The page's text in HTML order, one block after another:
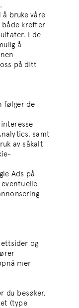
bruke våre
både krefter
I de
å
på ditt
følger de
samt
av såkalt
Ads på
eventuelle
og
mer
du besøker,
(type